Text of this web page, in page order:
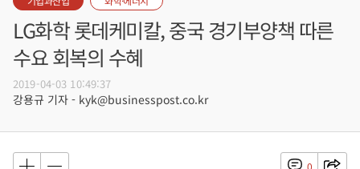
LG화학 롯데케미칼, 중국 경기부양책 따른
수요 회복의 수혜
2019-04-03 10:49:37
강용규 기자 - kyk@businesspost.co.kr
0